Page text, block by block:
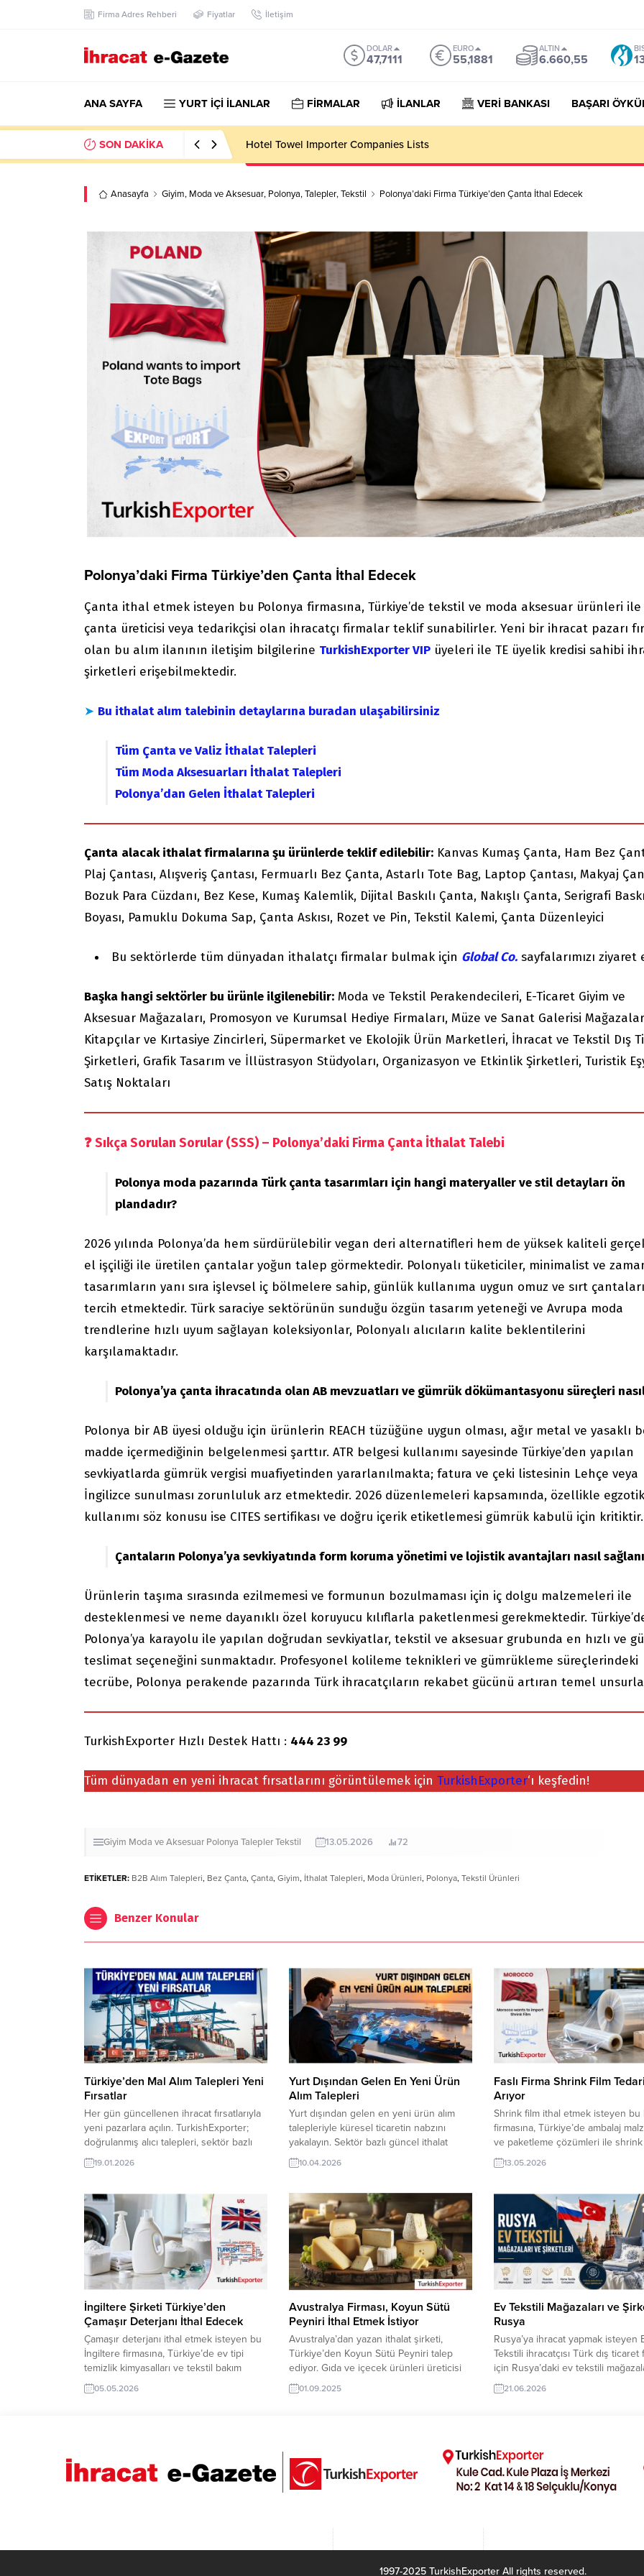
Firma Adres Rehberi Fiyatlar İletişim
DOLAR
47,7111
EURO
55,1881
ALTIN
6.660,55
ANA SAYFA YURT İÇİ İLANLAR FİRMALAR İLANLAR VERİ BANKASI BAŞARI
SON DAKİKA Hotel Towel Importer Companies Lists
Anasayfa Giyim, Moda ve Aksesuar, Polonya,Talepler,Tekstil Polonya’daki Firma Türkiye’den Çanta İthal Edecek
Polonya’daki Firma Türkiye’den Çanta İthal Edecek
Çanta ithal etmek isteyen bu Polonya firmasına, Türkiye’de tekstil ve moda aksesuar ürünleri ile
çanta üreticisi veya tedarikçisi olan ihracatçı firmalar teklif sunabilirler. Yeni bir ihracat pazarı
olan bu alım ilanının iletişim bilgilerine TurkishExporter VIP üyeleri ile TE üyelik kredisi sahibi
şirketleri erişebilmektedir.
➤ Bu ithalat alım talebinin detaylarına buradan ulaşabilirsiniz
Tüm Çanta ve Valiz İthalat Talepleri
Tüm Moda Aksesuarları İthalat Talepleri
Polonya’dan Gelen İthalat Talepleri
Çanta alacak ithalat firmalarına şu ürünlerde teklif edilebilir: Kanvas Kumaş Çanta, Ham Bez
Plaj Çantası, Alışveriş Çantası, Fermuarlı Bez Çanta, Astarlı Tote Bag, Laptop Çantası, Makyaj
Bozuk Para Cüzdanı, Bez Kese, Kumaş Kalemlik, Dijital Baskılı Çanta, Nakışlı Çanta, Serigrafi Baskı
Boyası, Pamuklu Dokuma Sap, Çanta Askısı, Rozet ve Pin, Tekstil Kalemi, Çanta Düzenleyici
Bu sektörlerde tüm dünyadan ithalatçı firmalar bulmak için Global Co. sayfalarımızı ziyaret
Başka hangi sektörler bu ürünle ilgilenebilir: Moda ve Tekstil Perakendecileri, E-Ticaret Giyim ve
Aksesuar Mağazaları, Promosyon ve Kurumsal Hediye Firmaları, Müze ve Sanat Galerisi
Kitapçılar ve Kırtasiye Zincirleri, Süpermarket ve Ekolojik Ürün Marketleri, İhracat ve Tekstil Dış
Şirketleri, Grafik Tasarım ve İllüstrasyon Stüdyoları, Organizasyon ve Etkinlik Şirketleri, Turistik
Satış Noktaları
❓Sıkça Sorulan Sorular (SSS) – Polonya’daki Firma Çanta İthalat Talebi
Polonya moda pazarında Türk çanta tasarımları için hangi materyaller ve stil detayları ön
plandadır?
2026 yılında Polonya’da hem sürdürülebilir vegan deri alternatifleri hem de yüksek kaliteli
el işçiliği ile üretilen çantalar yoğun talep görmektedir. Polonyalı tüketiciler, minimalist ve
tasarımların yanı sıra işlevsel iç bölmelere sahip, günlük kullanıma uygun omuz ve sırt
tercih etmektedir. Türk saraciye sektörünün sunduğu özgün tasarım yeteneği ve Avrupa moda
trendlerine hızlı uyum sağlayan koleksiyonlar, Polonyalı alıcıların kalite beklentilerini
karşılamaktadır.
Polonya’ya çanta ihracatında olan AB mevzuatları ve gümrük dökümantasyonu süreçleri
Polonya bir AB üyesi olduğu için ürünlerin REACH tüzüğüne uygun olması, ağır metal ve yasaklı
madde içermediğinin belgelenmesi şarttır. ATR belgesi kullanımı sayesinde Türkiye’den yapılan
sevkiyatlarda gümrük vergisi muafiyetinden yararlanılmakta; fatura ve çeki listesinin Lehçe veya
İngilizce sunulması zorunluluk arz etmektedir. 2026 düzenlemeleri kapsamında, özellikle
kullanımı söz konusu ise CITES sertifikası ve doğru içerik etiketlemesi gümrük kabulü için kritiktir.
Çantaların Polonya’ya sevkiyatında form koruma yönetimi ve lojistik avantajları nasıl
Ürünlerin taşıma sırasında ezilmemesi ve formunun bozulmaması için iç dolgu malzemeleri ile
desteklenmesi ve neme dayanıklı özel koruyucu kılıflarla paketlenmesi gerekmektedir.
Polonya’ya karayolu ile yapılan doğrudan sevkiyatlar, tekstil ve aksesuar grubunda en hızlı ve
teslimat seçeneğini sunmaktadır. Profesyonel kolileme teknikleri ve gümrükleme süreçlerindeki
tecrübe, Polonya perakende pazarında Türk ihracatçıların rekabet gücünü artıran temel
TurkishExporter Hızlı Destek Hattı : 444 23 99
Tüm dünyadan en yeni ihracat fırsatlarını görüntülemek için TurkishExporter‘ı keşfedin!
Giyim Moda ve Aksesuar Polonya TaleplerTekstil 13.05.2026 72
ETİKETLER: B2B Alım Talepleri, Bez Çanta, Çanta, Giyim, İthalat Talepleri, Moda Ürünleri, Polonya, Tekstil Ürünleri
Benzer Konular
Türkiye’den Mal Alım Talepleri Yeni
Fırsatlar
Her gün güncellenen ihracat fırsatlarıyla
yeni pazarlara açılın. TurkishExporter;
doğrulanmış alıcı talepleri, sektör bazlı
ilanlar ve hedef ülke odaklı
eşleştirmelerle Türk ihracatçılarını
buluşturur. Günün Öne Çıkan Alım
Talepleri Kuveyt Firması, Gıda Streç Filmi
Satın Almak İstiyorCezayirli Firma,
Endüstriyel Chiller İthal EdecekLitvanya
Şirketi, Çocuk Giyim Ürünleri...
19.01.2026
Yurt Dışından Gelen En Yeni Ürün
Alım Talepleri
Yurt dışından gelen en yeni ürün alım
talepleriyle küresel ticaretin nabzını
yakalayın. Sektör bazlı güncel ithalat
talepleriyle doğru alıcılara hızla ulaşın.
Yeni pazarlara açılmak ve sıcak fırsatları
Güncel Alım Taleplerinden Seçmeler:
Avustralyalı Firma, Tesettür Giyim Satın
Almak İstiyorVenezuela Şirketi,
Türkiye’den Baharat İthal
EdecekGürcistanlı Şirket, Çelik...
10.04.2026
Faslı Firma Shrink Film
Arıyor
Shrink film ithal etmek isteyen bu
firmasına, Türkiye’de ambalaj
ve paketleme çözümleri ile
üreticisi veya tedarikçisi olan
firmalar teklif sunabilirler. Yeni bir
bilgilerine TurkishExporter VIP
TE üyelik kredisi sahibi ihracat
erişebilmektedir. ➤ Bu ithalat...
13.05.2026
İngiltere Şirketi Türkiye’den
Çamaşır Deterjanı İthal Edecek
Çamaşır deterjanı ithal etmek isteyen bu
İngiltere firmasına, Türkiye’de ev tipi
temizlik kimyasalları ve tekstil bakım
çözümleri ile çamaşır deterjanı üreticisi
veya tedarikçisi olan ihracatçı firmalar
erişebilmektedir....
05.05.2026
Avustralya Firması, Koyun Sütü
Peyniri İthal Etmek İstiyor
Avustralya’dan yazan ithalat şirketi,
Türkiye’den Koyun Sütü Peyniri talep
ediyor. Gıda ve içecek ürünleri üreticisi
olan Türk şirketler için Avustralya’dan
gelen bu talep yeni bir ihracat pazarı
TalepleriAvusturalya’dan Gelen İthalat
Talepleri...
01.09.2025
Ev Tekstili Mağazaları ve
Rusya
Rusya’ya ihracat yapmak isteyen
Tekstili ihracatçısı Türk dış ticaret
için Rusya’daki ev tekstili
şirketleri yeni iş ortaklıkları için
fırsatlar sunuyor. TurkishExporter
büyüterek yeni pazarlara
En yeni ev tekstili alım talepleri...
21.06.2026
1997-2025 TurkishExporter All rights reserved.